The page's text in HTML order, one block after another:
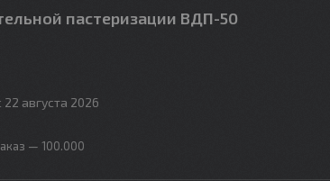
пастеризации ВДП-50
22 августа 2026
— 100.000